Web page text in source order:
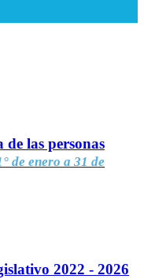
las personas
de enero a 31 de
2022 - 2026